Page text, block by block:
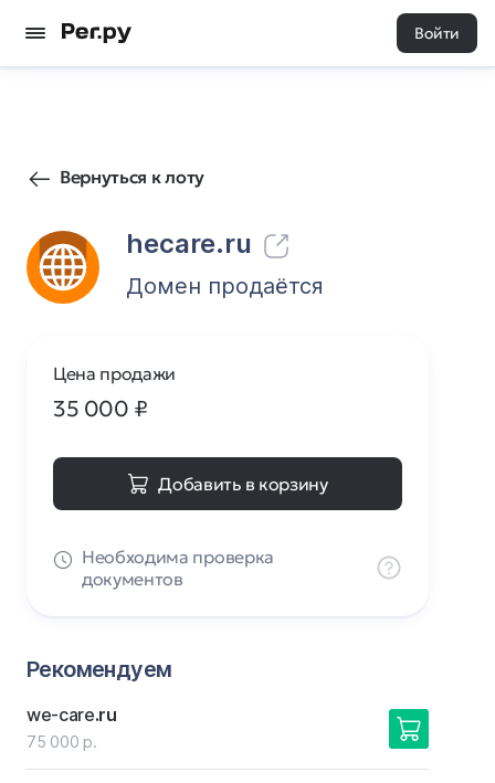
Войти
Вернуться к лоту
hecare.ru
94 0
Домен продаётся
Цена продажи
35 000 ₽
Добавить в корзину
Необходима проверка
документов
Рекомендуем
we-care.ru
75 000 р.